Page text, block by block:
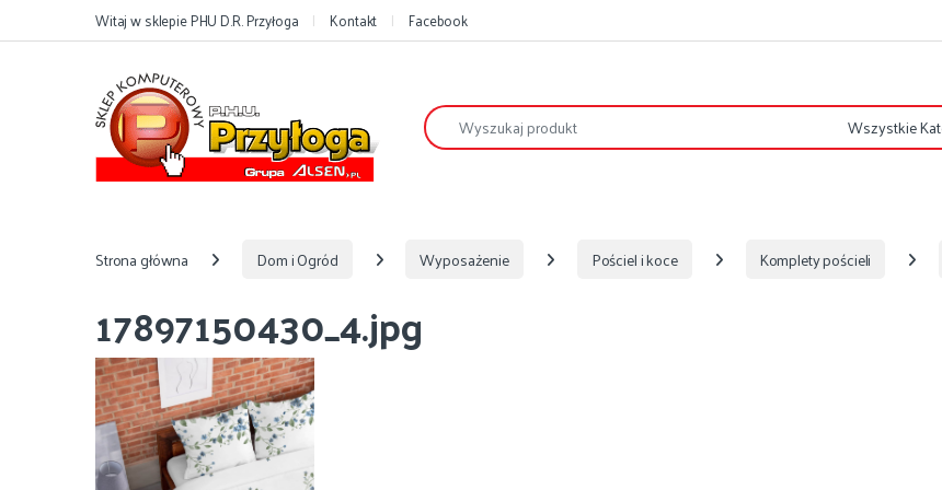
Przejdź do nawigacji
Przejdź do treściWitaj w sklepie PHU D.R. Przyłoga Kontakt Facebook
Szukaj:
Strona główna Dom i Ogród Wyposażenie Pościel i koce Komplety pościeli
17897150430_4.jpg